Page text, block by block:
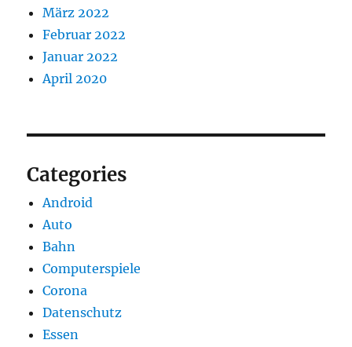
März 2022
Februar 2022
Januar 2022
April 2020
Categories
Android
Auto
Bahn
Computerspiele
Corona
Datenschutz
Essen